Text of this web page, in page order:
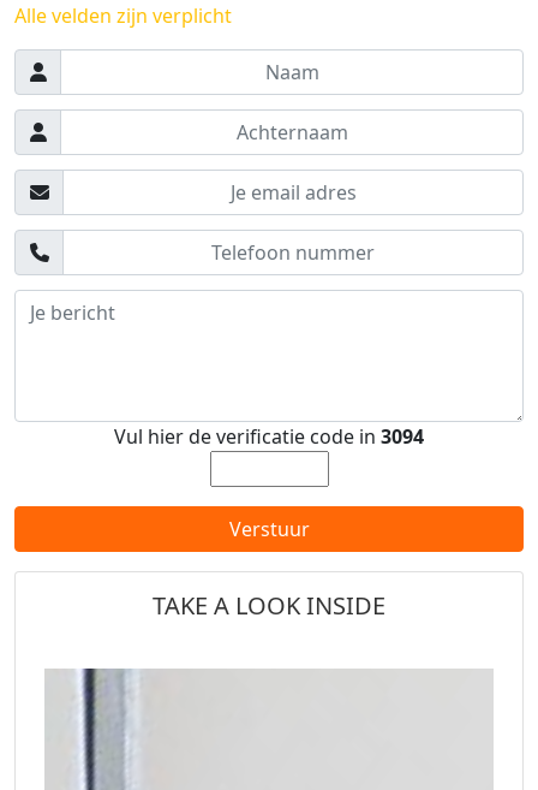
Alle velden zijn verplicht
Vul hier de verificatie code in 3094
Verstuur
TAKE A LOOK INSIDE